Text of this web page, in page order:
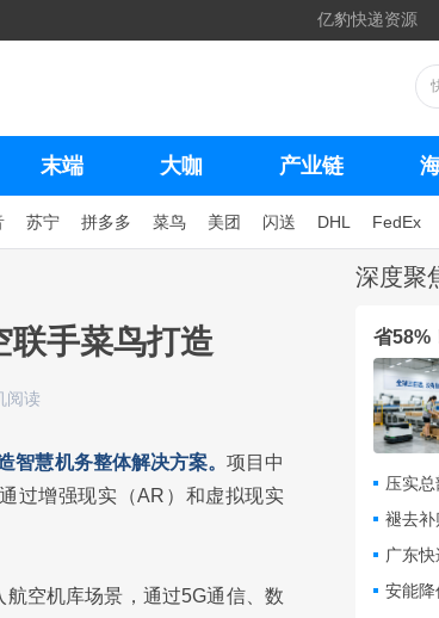
亿豹快递资源
末端 大咖 产业链
苏宁 拼多多 菜鸟 美团 闪送 DHL FedEx
联手菜鸟打造
阅读
智慧机务整体解决方案。 项目中
过增强现实（AR）和虚拟现实
航空机库场景，通过5G通信、数
深度聚
省58%
压实